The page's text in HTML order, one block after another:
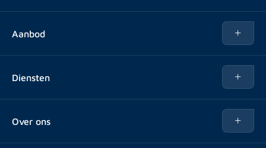
Aanbod
Diensten
Over ons